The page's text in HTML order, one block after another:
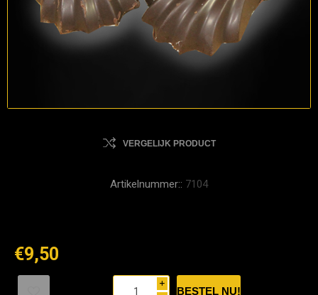
VERGELIJK PRODUCT
Artikelnummer:: 7104
€9,50
i